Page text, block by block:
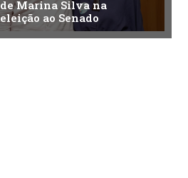
de Marina Silva na
eleição ao Senado